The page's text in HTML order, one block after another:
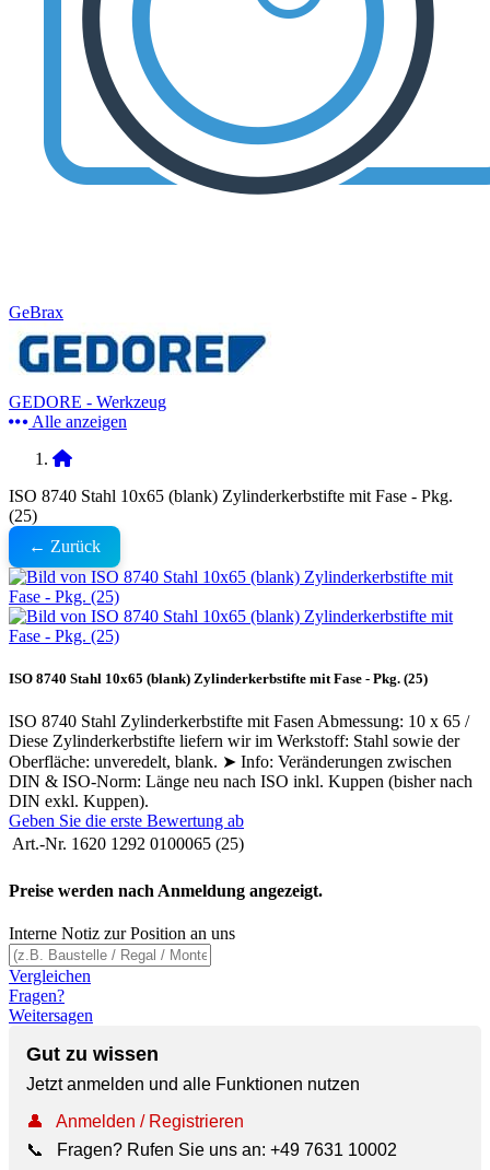
GeBrax
GEDORE - Werkzeug
Alle anzeigen
ISO 8740 Stahl 10x65 (blank) Zylinderkerbstifte mit Fase - Pkg.
(25)
← Zurück
ISO 8740 Stahl 10x65 (blank) Zylinderkerbstifte mit Fase - Pkg. (25)
ISO 8740 Stahl Zylinderkerbstifte mit Fasen Abmessung: 10 x 65 /
Diese Zylinderkerbstifte liefern wir im Werkstoff: Stahl sowie der
Oberfläche: unveredelt, blank. ➤ Info: Veränderungen zwischen
DIN & ISO-Norm: Länge neu nach ISO inkl. Kuppen (bisher nach
DIN exkl. Kuppen).
Geben Sie die erste Bewertung ab
Art.-Nr. 1620 1292 0100065 (25)
Preise werden nach Anmeldung angezeigt.
Interne Notiz zur Position an uns
Vergleichen
Fragen?
Weitersagen
Gut zu wissen
Jetzt anmelden und alle Funktionen nutzen
👤
Anmelden / Registrieren
📞
Fragen? Rufen Sie uns an: +49 7631 10002